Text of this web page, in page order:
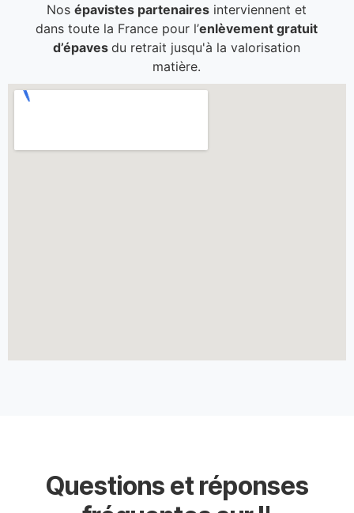
Nosépavistes partenaires interviennent et
dans toute la France pour l’enlèvement gratuit
d’épavesdu retrait jusqu'à la valorisation
matière.
Questions et réponses